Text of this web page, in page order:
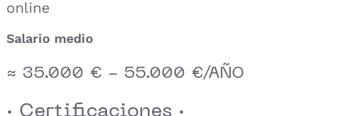
online
Salario medio
≈ 35.000 € - 55.000 €/AÑO
· Certificaciones ·